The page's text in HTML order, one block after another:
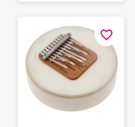
favorite_border